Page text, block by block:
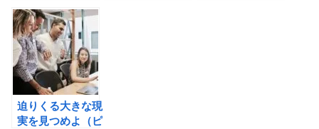
方法を学ぼう！創
始者たち──イー
ロン・マスク、ピ
ーター・ティール
と世界一のリスク
テイカーたちの薄
氷の伝説の書評
迫りくる大きな現
実を見つめよ（ピ